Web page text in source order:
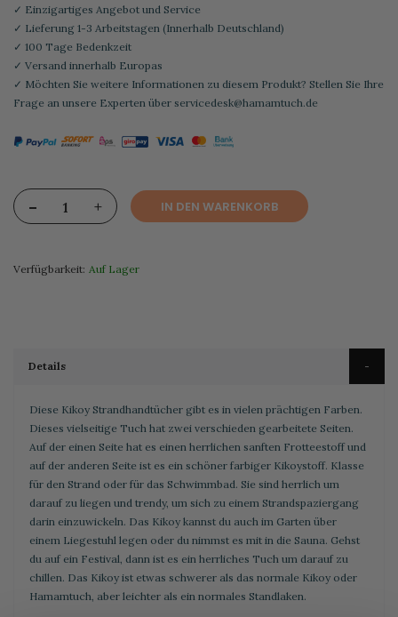
✓ Einzigartiges Angebot und Service
✓ Lieferung 1-3 Arbeitstagen (Innerhalb Deutschland)
✓ 100 Tage Bedenkzeit
✓ Versand innerhalb Europas
✓ Möchten Sie weitere Informationen zu diesem Produkt? Stellen Sie Ihre
Frage an unsere Experten über servicedesk@hamamtuch.de
- + IN DEN WARENKORB
Verfügbarkeit: Auf Lager
Details
Diese Kikoy Strandhandtücher gibt es in vielen prächtigen Farben.
Dieses vielseitige Tuch hat zwei verschieden gearbeitete Seiten.
Auf der einen Seite hat es einen herrlichen sanften Frotteestoff und
auf der anderen Seite ist es ein schöner farbiger Kikoystoff. Klasse
für den Strand oder für das Schwimmbad. Sie sind herrlich um
darauf zu liegen und trendy, um sich zu einem Strandspaziergang
darin einzuwickeln. Das Kikoy kannst du auch im Garten über
einem Liegestuhl legen oder du nimmst es mit in die Sauna. Gehst
du auf ein Festival, dann ist es ein herrliches Tuch um darauf zu
chillen. Das Kikoy ist etwas schwerer als das normale Kikoy oder
Hamamtuch, aber leichter als ein normales Standlaken.